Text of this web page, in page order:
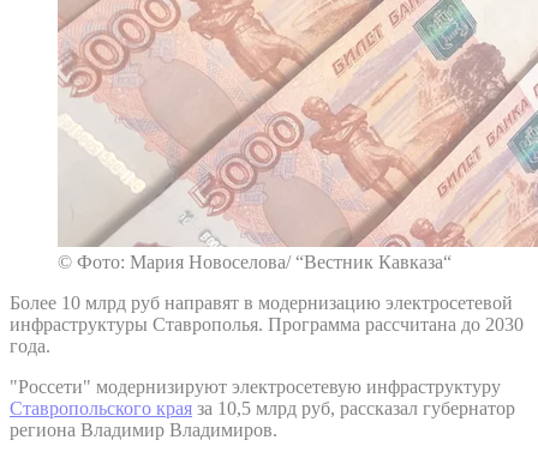
© Фото: Мария Новоселова/ “Вестник Кавказа“
Более 10 млрд руб направят в модернизацию электросетевой
инфраструктуры Ставрополья. Программа рассчитана до 2030
года.
"Россети" модернизируют электросетевую инфраструктуру
Ставропольского края за 10,5 млрд руб, рассказал губернатор
региона Владимир Владимиров.